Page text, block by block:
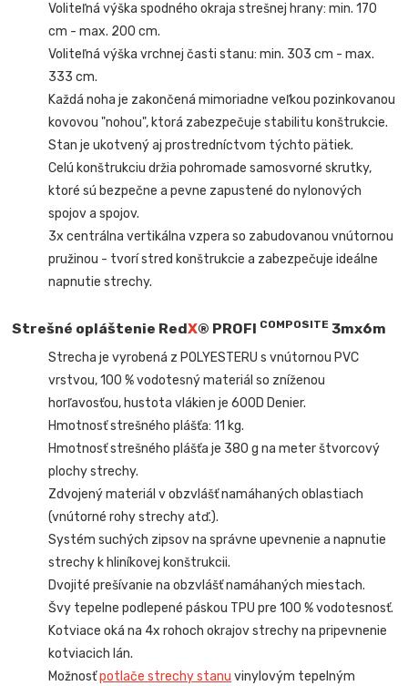
Voliteľná výška spodného okraja strešnej hrany: min. 170
cm - max. 200 cm.
Voliteľná výška vrchnej časti stanu: min. 303 cm - max.
333 cm.
Každá noha je zakončená mimoriadne veľkou pozinkovanou
kovovou "nohou", ktorá zabezpečuje stabilitu konštrukcie.
Stan je ukotvený aj prostredníctvom týchto pätiek.
Celú konštrukciu držia pohromade samosvorné skrutky,
ktoré sú bezpečne a pevne zapustené do nylonových
spojov a spojov.
3x centrálna vertikálna vzpera so zabudovanou vnútornou
pružinou - tvorí stred konštrukcie a zabezpečuje ideálne
napnutie strechy.
Strešné opláštenie RedX® PROFI COMPOSITE 3mx6m
Strecha je vyrobená z POLYESTERU s vnútornou PVC
vrstvou, 100 % vodotesný materiál so zníženou
horľavosťou, hustota vlákien je 600D Denier.
Hmotnosť strešného plášťa: 11 kg.
Hmotnosť strešného plášťa je 380 g na meter štvorcový
plochy strechy.
Zdvojený materiál v obzvlášť namáhaných oblastiach
(vnútorné rohy strechy atď.).
Systém suchých zipsov na správne upevnenie a napnutie
strechy k hliníkovej konštrukcii.
Dvojité prešívanie na obzvlášť namáhaných miestach.
Švy tepelne podlepené páskou TPU pre 100 % vodotesnosť.
Kotviace oká na 4x rohoch okrajov strechy na pripevnenie
kotviacich lán.
Možnosťpotlače strechy stanu vinylovým tepelným